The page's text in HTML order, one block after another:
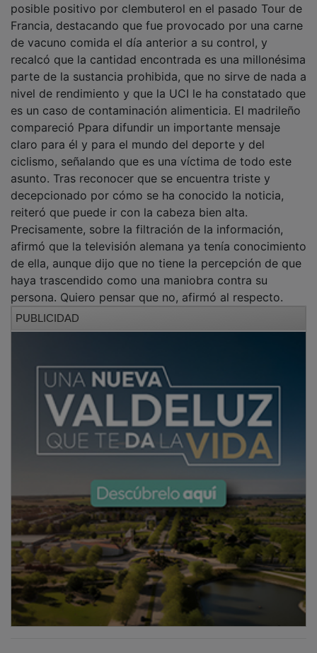
posible positivo por clembuterol en el pasado Tour de
Francia, destacando que fue provocado por una carne
de vacuno comida el día anterior a su control, y
recalcó que la cantidad encontrada es una millonésima
parte de la sustancia prohibida, que no sirve de nada a
nivel de rendimiento y que la UCI le ha constatado que
es un caso de contaminación alimenticia. El madrileño
compareció Ppara difundir un importante mensaje
claro para él y para el mundo del deporte y del
ciclismo, señalando que es una víctima de todo este
asunto. Tras reconocer que se encuentra triste y
decepcionado por cómo se ha conocido la noticia,
reiteró que puede ir con la cabeza bien alta.
Precisamente, sobre la filtración de la información,
afirmó que la televisión alemana ya tenía conocimiento
de ella, aunque dijo que no tiene la percepción de que
haya trascendido como una maniobra contra su
persona. Quiero pensar que no, afirmó al respecto.
PUBLICIDAD